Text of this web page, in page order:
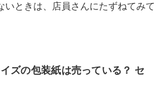
いときは、店員さんにたずねてみて
ズの包装紙は売っている？ セ